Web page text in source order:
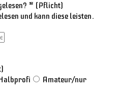
* (Pflicht)
und kann diese leisten.
Amateur/nur